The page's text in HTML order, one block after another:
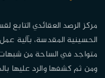
مركز الرصد العقائدي التابع
الحسينية المقدسة، بآلية
متواجد في الساحة من
ومن ثم كشفها والرد عليها